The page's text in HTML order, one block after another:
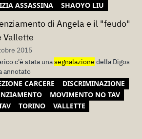
ASSASSINA
SHAOYO LIU
di Angela e il "feudo"
Vallette
2015
c'è stata unasegnalazione della Digos
annotato
CARCERE
DISCRIMINAZIONE
MOVIMENTO NO TAV
TORINO VALLETTE